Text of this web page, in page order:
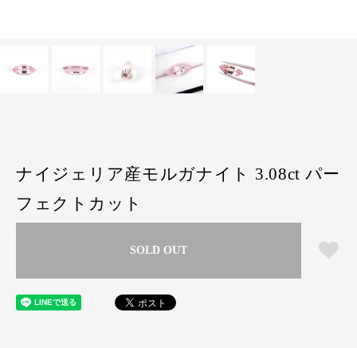
ナイジェリア産モルガナイト 3.08ct パー
フェクトカット
SOLD OUT